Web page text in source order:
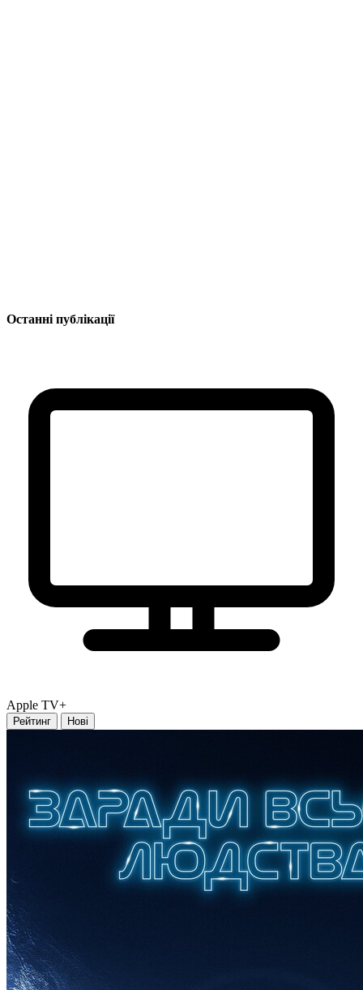
Останні публікації
Apple TV+
Рейтинг Нові